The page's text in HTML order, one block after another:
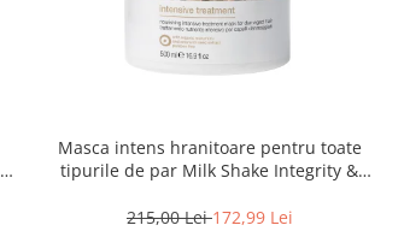
Masca intens hranitoare pentru toate
tipurile de par Milk Shake Integrity &
215,00 Lei172,99 Lei